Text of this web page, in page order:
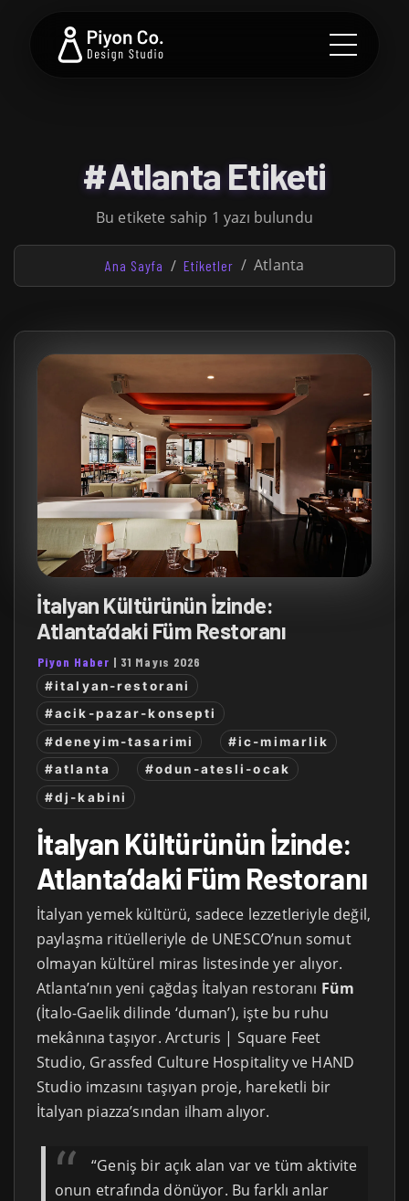
#Atlanta Etiketi
Bu etikete sahip 1 yazı bulundu
Ana Sayfa Etiketler Atlanta
İtalyan Kültürünün İzinde:
Atlanta’daki Füm Restoranı
Piyon Haber | 31 Mayıs 2026
#italyan-restorani
#acik-pazar-konsepti
#deneyim-tasarimi
#ic-mimarlik
#atlanta
#odun-atesli-ocak
#dj-kabini
İtalyan Kültürünün İzinde:
Atlanta’daki Füm Restoranı
İtalyan yemek kültürü, sadece lezzetleriyle değil,
paylaşma ritüelleriyle de UNESCO’nun somut
olmayan kültürel miras listesinde yer alıyor.
Atlanta’nın yeni çağdaş İtalyan restoranı Füm
(İtalo-Gaelik dilinde ‘duman’), işte bu ruhu
mekânına taşıyor. Arcturis | Square Feet
Studio, Grassfed Culture Hospitality ve HAND
Studio imzasını taşıyan proje, hareketli bir
İtalyan piazza’sından ilham alıyor.
“Geniş bir açık alan var ve tüm aktivite
onun etrafında dönüyor. Bu farklı anlar